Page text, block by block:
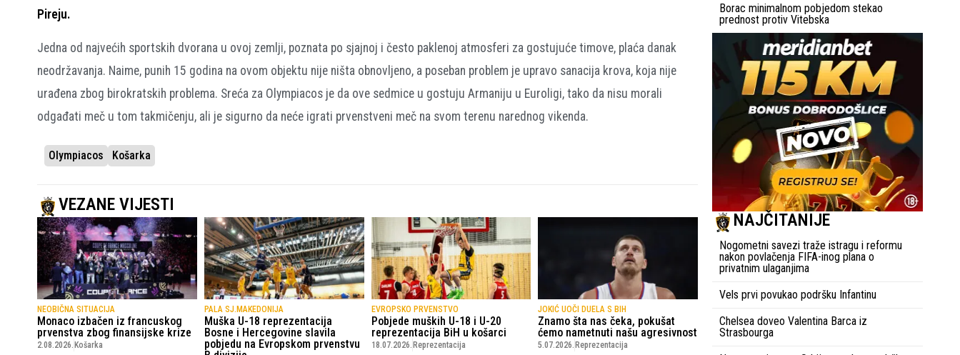
Pireju.
Jedna od najvećih sportskih dvorana u ovoj zemlji, poznata po sjajnoj i često paklenoj atmosferi za gostujuće timove, plaća danak
neodržavanja. Naime, punih 15 godina na ovom objektu nije ništa obnovljeno, a poseban problem je upravo sanacija krova, koja nije
urađena zbog birokratskih problema. Sreća za Olympiacos je da ove sedmice u gostuju Armaniju u Euroligi, tako da nisu morali
odgađati meč u tom takmičenju, ali je sigurno da neće igrati prvenstveni meč na svom terenu narednog vikenda.
Olympiacos Košarka
VEZANE VIJESTI
NEOBIČNA SITUACIJA
Monaco izbačen iz francuskog
prvenstva zbog finansijske krize
2.08.2026. Košarka
PALA SJ.MAKEDONIJA
Muška U-18 reprezentacija
Bosne i Hercegovine slavila
pobjedu na Evropskom prvenstvu
EVROPSKO PRVENSTVO
Pobjede muških U-18 i U-20
reprezentacija BiH u košarci
18.07.2026. Reprezentacija
JOKIĆ UOČI DUELA S BIH
Znamo šta nas čeka, pokušat
ćemo nametnuti našu agresivnost
5.07.2026. Reprezentacija
Borac minimalnom pobjedom stekao
prednost protiv Vitebska
NAJČITANIJE
Nogometni savezi traže istragu i reformu
nakon povlačenja FIFA-inog plana o
privatnim ulaganjima
Vels prvi povukao podršku Infantinu
Chelsea doveo Valentina Barca iz
Strasbourga